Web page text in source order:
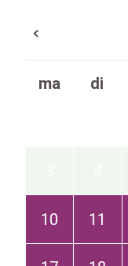
ma di
10 11